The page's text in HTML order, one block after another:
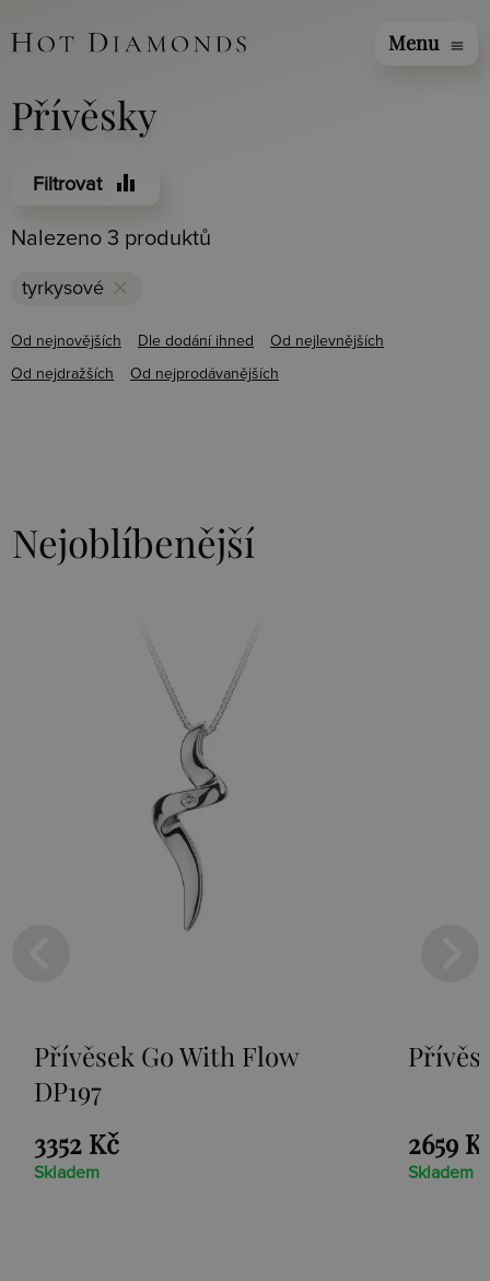
Menu menu
Přívěsky
Filtrovat equalizer
Nalezeno 3 produktů
tyrkysové clear
Od nejnovějších Dle dodání ihned Od nejlevnějších
Od nejdražších Od nejprodávanějších
Nejoblíbenější
Přívěsek Paradise DP230